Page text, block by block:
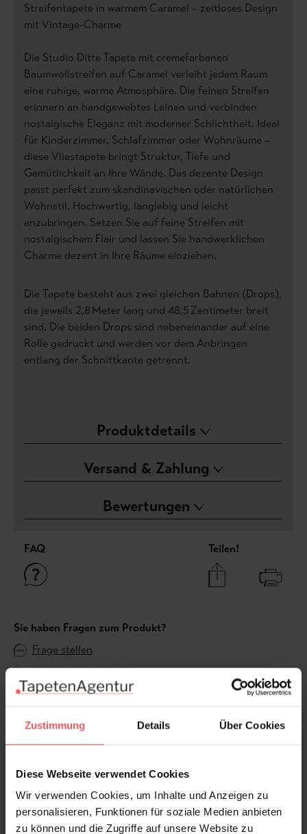
Zustimmung Details Über Cookies
Diese Webseite verwendet Cookies
Wir verwenden Cookies, um Inhalte und Anzeigen zu
personalisieren, Funktionen für soziale Medien anbieten
zu können und die Zugriffe auf unsere Website zu
Streifentapete in warmem Caramel – zeitloses Design
mit Vintage-Charme
Die Studio Ditte Tapete mit cremefarbenen
Baumwollstreifen auf Caramel verleiht jedem Raum
eine ruhige, warme Atmosphäre. Die feinen Streifen
erinnern an handgewebtes Leinen und verbinden
nostalgische Eleganz mit moderner Schlichtheit. Ideal
für Kinderzimmer, Schlafzimmer oder Wohnräume –
diese Vliestapete bringt Struktur, Tiefe und
Gemütlichkeit an Ihre Wände. Das dezente Design
passt perfekt zum skandinavischen oder natürlichen
Wohnstil. Hochwertig, langlebig und leicht
anzubringen. Setzen Sie auf feine Streifen mit
nostalgischem Flair und lassen Sie handwerklichen
Charme dezent in Ihre Räume einziehen.
Die Tapete besteht aus zwei gleichen Bahnen (Drops),
die jeweils 2,8 Meter lang und 48,5 Zentimeter breit
sind. Die beiden Drops sind nebeneinander auf eine
Rolle gedruckt und werden vor dem Anbringen
entlang der Schnittkante getrennt.
Produktdetails
Versand & Zahlung
Bewertungen
FAQ Teilen!
Sie haben Fragen zum Produkt?
Frage stellen
+49 (0)221 932 81 82
Produktgalerie überspringen
Varianten